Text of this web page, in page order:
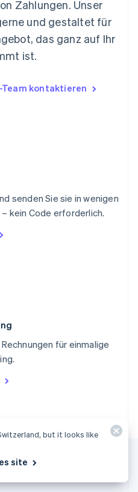
Zahlungen. Unser
und gestaltet für
das ganz auf Ihr
ist.
Team kontaktieren
senden Sie sie in wenigen
kein Code erforderlich.
für einmalige
but it looks like
site